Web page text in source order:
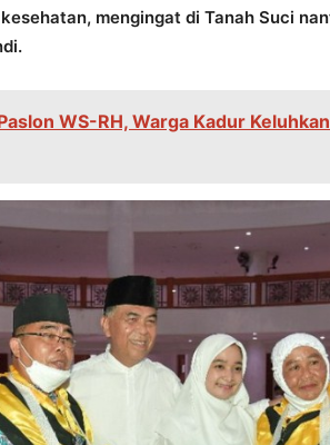
mengingat di Tanah Suci
WS-RH, Warga Kadur